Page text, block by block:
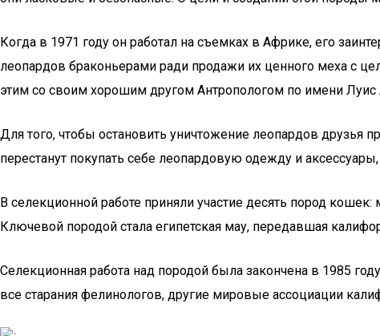
Когда в 1971 году он работал на съемках в Африке, его
леопардов браконьерами ради продажи их ценного меха с
этим со своим хорошим другом Антропологом по имени Луис
Для того, чтобы остановить уничтожение леопардов друзья
перестанут покупать себе леопардовую одежду и
В селекционной работе приняли участие десять пород
Ключевой породой стала египетская мау, передавшая
Селекционная работа над породой была закончена в 1985
все старания фелинологов, другие мировые ассоциации